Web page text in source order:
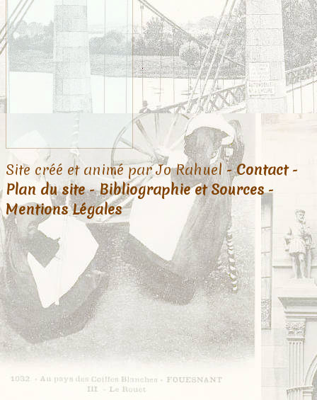
Site créé et animé par Jo Rahuel -Contact-
Plan du site-Bibliographie et Sources-
Mentions Légales